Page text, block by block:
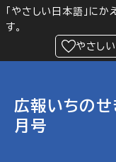
「やさしい日本語」に
す。
やさし
広報いちの
月号